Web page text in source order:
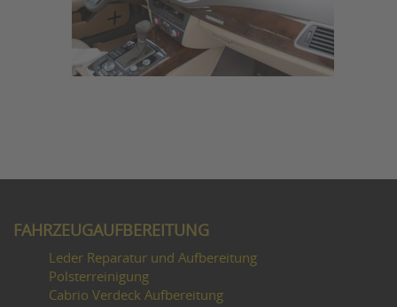
FAHRZEUGAUFBEREITUNG
Leder Reparatur und Aufbereitung
Polsterreinigung
Cabrio Verdeck Aufbereitung